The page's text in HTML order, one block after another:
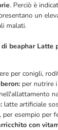
. Perciò è
un
malati.
beaphar Latte
per conigli,
per nutrire
latte artificiale
per esempio per
con